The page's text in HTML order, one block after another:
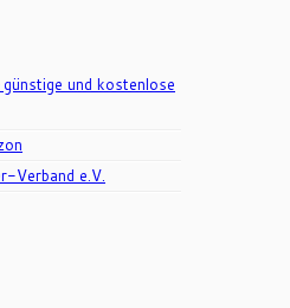
günstige und kostenlose
Verband e.V.